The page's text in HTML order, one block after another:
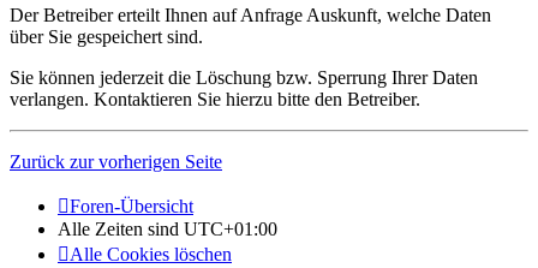
Der Betreiber erteilt Ihnen auf Anfrage Auskunft, welche Daten
über Sie gespeichert sind.
Sie können jederzeit die Löschung bzw. Sperrung Ihrer Daten
verlangen. Kontaktieren Sie hierzu bitte den Betreiber.
Zurück zur vorherigen Seite
Foren-Übersicht
Alle Zeiten sind UTC+01:00
Alle Cookies löschen